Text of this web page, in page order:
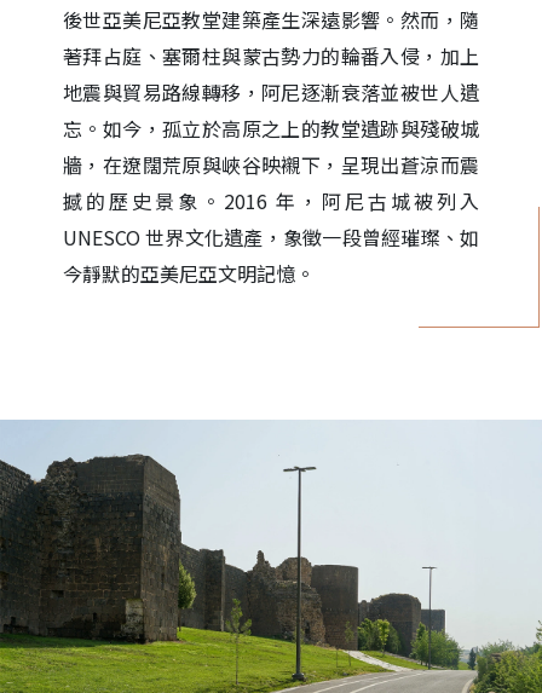
後世亞美尼亞教堂建築產生深遠影響。然而，隨
著拜占庭、塞爾柱與蒙古勢力的輪番入侵，加上
地震與貿易路線轉移，阿尼逐漸衰落並被世人遺
忘。如今，孤立於高原之上的教堂遺跡與殘破城
牆，在遼闊荒原與峽谷映襯下，呈現出蒼涼而震
撼的歷史景象。2016 年，阿尼古城被列入
UNESCO 世界文化遺產，象徵一段曾經璀璨、如
今靜默的亞美尼亞文明記憶。